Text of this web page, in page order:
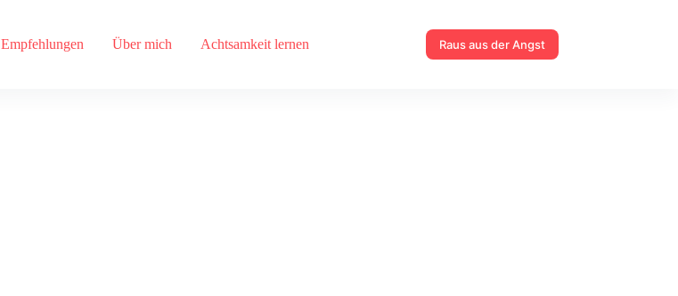
Empfehlungen Über mich Achtsamkeit lernen Raus aus der Angst